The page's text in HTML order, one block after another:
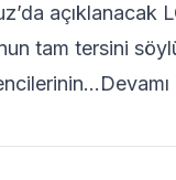
açıklanacak
tam tersini